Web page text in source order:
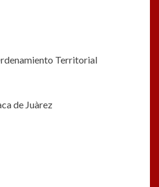
Territorial
de Juàrez